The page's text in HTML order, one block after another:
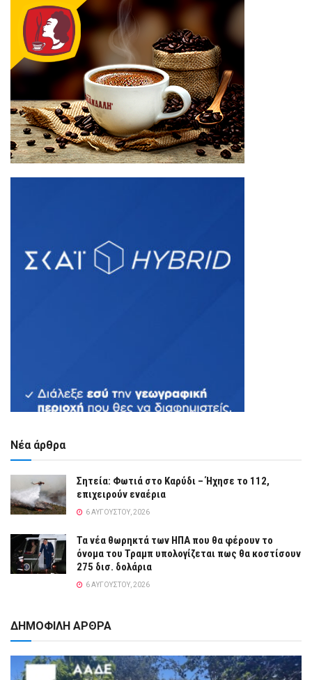
Νέα άρθρα
Σητεία: Φωτιά στο Καρύδι – Ήχησε το 112,
επιχειρούν εναέρια
6 ΑΥΓΟΎΣΤΟΥ, 2026
Τα νέα θωρηκτά των ΗΠΑ που θα φέρουν το
όνομα του Τραμπ υπολογίζεται πως θα κοστίσουν
275 δισ. δολάρια
6 ΑΥΓΟΎΣΤΟΥ, 2026
ΔΗΜΟΦΙΛΗ ΑΡΘΡΑ